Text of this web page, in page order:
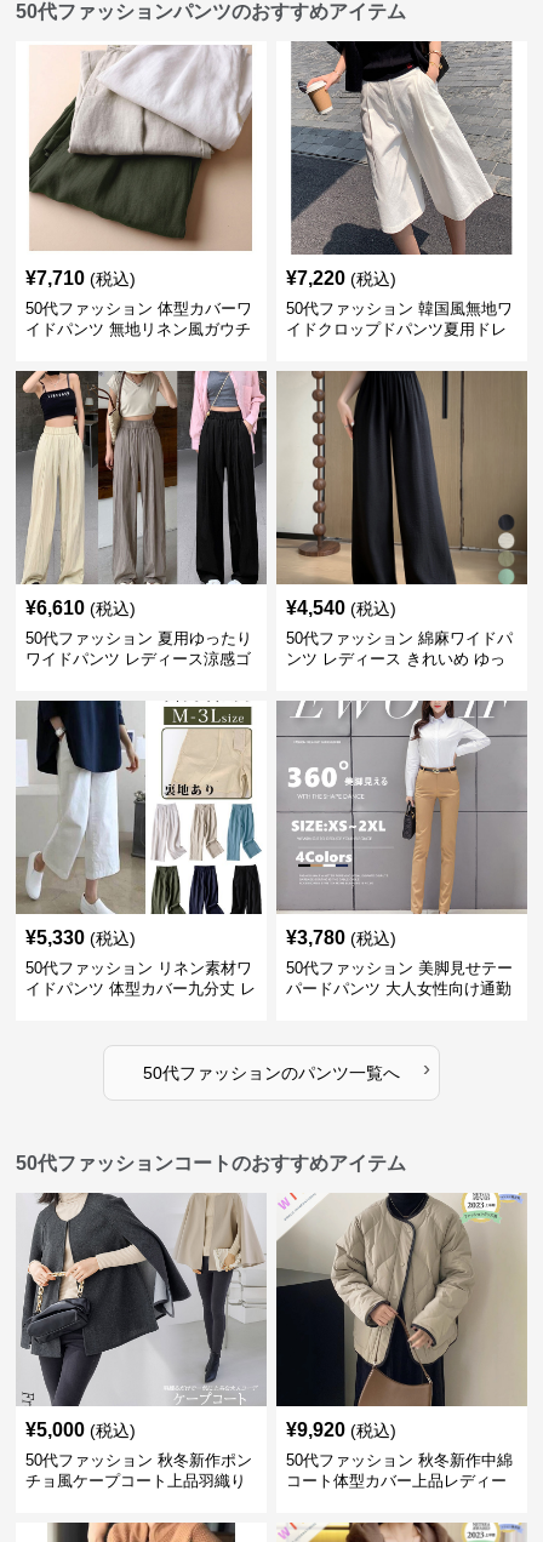
50代ファッションパンツのおすすめアイテム
¥7,710 (税込)
50代ファッション 体型カバーワ
イドパンツ 無地リネン風ガウチ
¥7,220 (税込)
50代ファッション 韓国風無地ワ
イドクロップドパンツ夏用ドレ
¥6,610 (税込)
50代ファッション 夏用ゆったり
ワイドパンツ レディース涼感ゴ
¥4,540 (税込)
50代ファッション 綿麻ワイドパ
ンツ レディース きれいめ ゆっ
¥5,330 (税込)
50代ファッション リネン素材ワ
イドパンツ 体型カバー九分丈 レ
¥3,780 (税込)
50代ファッション 美脚見せテー
パードパンツ 大人女性向け通勤
50代ファッションのパンツ一覧へ ›
50代ファッションコートのおすすめアイテム
¥5,000 (税込)
50代ファッション 秋冬新作ポン
チョ風ケープコート上品羽織り
¥9,920 (税込)
50代ファッション 秋冬新作中綿
コート体型カバー上品レディー